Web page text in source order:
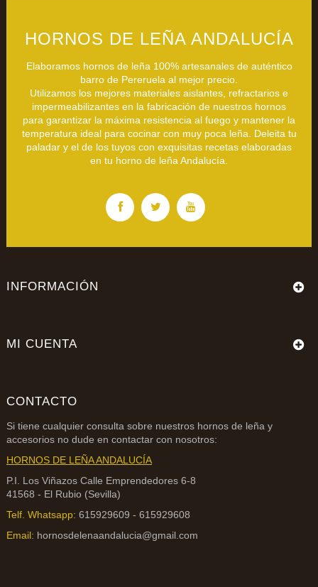
HORNOS DE LEÑA ANDALUCÍA
Elaboramos hornos de leña 100% artesanales de auténtico
barro de Pereruela al mejor precio.
Utilizamos los mejores materiales aislantes, refractarios e
impermeabilizantes en la fabricación de nuestros hornos
para garantizar la máxima resistencia al fuego y mantener la
temperatura ideal para cocinar con muy poca leña. Deleita tu
paladar y el de los tuyos con exquisitas recetas elaboradas
en tu horno de leña Andalucía.
INFORMACIÓN
MI CUENTA
CONTACTO
Si tiene cualquier consulta sobre nuestros hornos de leña y
accesorios no dude en contactar con nosotros:
HORNOS DE LEÑA ANDALUCÍA
P.I. Los Viñazos Calle Emprendedores 6-8
41568 - El Rubio (Sevilla)
Telf. Whatsapp: 615929609 - 615929608
Email: hornosdelenaandalucia@gmail.com